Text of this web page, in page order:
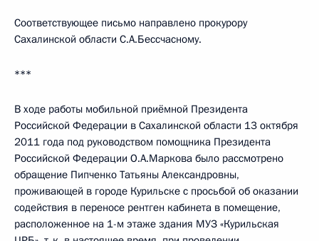
Соответствующее письмо направлено прокурору
Сахалинской области С.А.Бессчасному.
***
В ходе работы мобильной приёмной Президента
Российской Федерации в Сахалинской области 13 октября
2011 года под руководством помощника Президента
Российской Федерации О.А.Маркова было рассмотрено
обращение Пипченко Татьяны Александровны,
проживающей в городе Курильске с просьбой об оказании
содействия в переносе рентген кабинета в помещение,
расположенное на 1-м этаже здания МУЗ «Курильская